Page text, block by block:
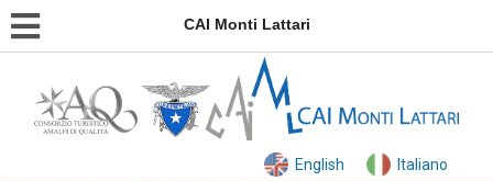
CAI Monti Lattari
English Italiano